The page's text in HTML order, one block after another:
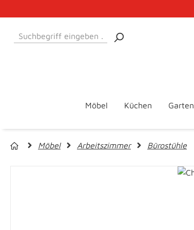
Möbel Küchen Garten
Möbel Arbeitszimmer Bürostühle